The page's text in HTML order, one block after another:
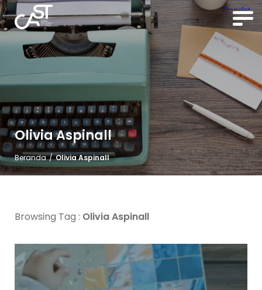
Olivia Aspinall
Beranda / Olivia Aspinall
Browsing Tag : Olivia Aspinall